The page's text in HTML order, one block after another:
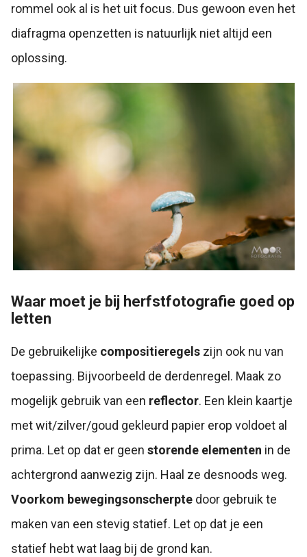
rommel ook al is het uit focus. Dus gewoon even het
diafragma openzetten is natuurlijk niet altijd een
oplossing.
Waar moet je bij herfstfotografie goed op
letten
De gebruikelijke compositieregels zijn ook nu van
toepassing. Bijvoorbeeld de derdenregel. Maak zo
mogelijk gebruik van een reflector. Een klein kaartje
met wit/zilver/goud gekleurd papier erop voldoet al
prima. Let op dat er geen storende elementen in de
achtergrond aanwezig zijn. Haal ze desnoods weg.
Voorkom bewegingsonscherpte door gebruik te
maken van een stevig statief. Let op dat je een
statief hebt wat laag bij de grond kan.